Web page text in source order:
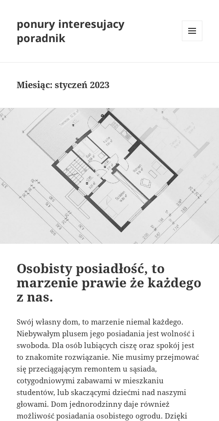
ponury interesujacy
poradnik
Miesiąc:styczeń 2023
Osobisty posiadłość, to
marzenie prawie że każdego
z nas.
Swój własny dom, to marzenie niemal każdego.
Niebywałym plusem jego posiadania jest wolność i
swoboda. Dla osób lubiących ciszę oraz spokój jest
to znakomite rozwiązanie. Nie musimy przejmować
się przeciągającym remontem u sąsiada,
cotygodniowymi zabawami w mieszkaniu
studentów, lub skaczącymi dziećmi nad naszymi
głowami. Dom jednorodzinny daje również
możliwość posiadania osobistego ogrodu. Dzięki